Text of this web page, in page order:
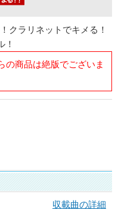
クラリネットでキメる！
！
商品は絶版でございま
収載曲の詳細